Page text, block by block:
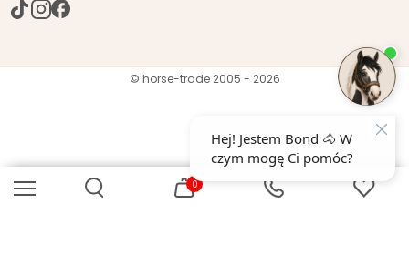
0
© horse-trade 2005 - 2026